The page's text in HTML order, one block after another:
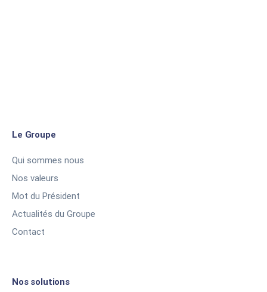
Le Groupe
Qui sommes nous
Nos valeurs
Mot du Président
Actualités du Groupe
Contact
Nos solutions